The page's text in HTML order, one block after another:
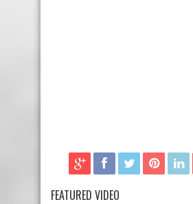
FEATURED VIDEO